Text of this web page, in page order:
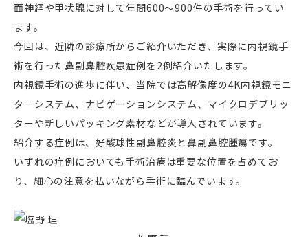
面神経や甲状腺に対して年間600～900件の手術を行ってい
ます。
今回は、近隣の診療所からご紹介いただき、実際に内視鏡手
術を行った鼻副鼻腔疾患症例を2例紹介いたします。
内視鏡手術の進歩に伴い、当院では高解像度の4K内視鏡モニ
ターシステム、ナビゲーションシステム、マイクロデブリッ
ターや新しいパッキング素材などが導入されています。
紹介する症例は、好酸球性副鼻腔炎と鼻副鼻腔腫瘍です。
いずれの症例においても手術治療は重要な位置を占めてお
り、細心の注意を払いながら手術に臨んでいます。